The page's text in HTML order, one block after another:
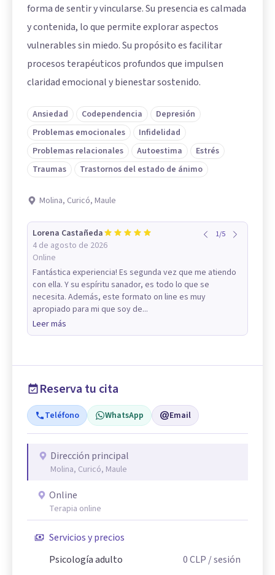
forma de sentir y vincularse. Su presencia es calmada
y contenida, lo que permite explorar aspectos
vulnerables sin miedo. Su propósito es facilitar
procesos terapéuticos profundos que impulsen
claridad emocional y bienestar sostenido.
Ansiedad Codependencia
Depresión
Problemas emocionales
Infidelidad
Problemas relacionales
Autoestima
Estrés
Traumas
Trastornos del estado de ánimo
Molina, Curicó, Maule
Lorena Castañeda
4 de agosto de 2026
Online
1/5
Fantástica experiencia! Es segunda vez que me atiendo
con ella. Y su espíritu sanador, es todo lo que se
necesita. Además, este formato on line es muy
apropiado para mi que soy de...
Leer más
Reserva tu cita
Teléfono WhatsApp Email
Dirección principal
Molina, Curicó, Maule
Online
Terapia online
Servicios y precios
Psicología adulto
0CLP / sesión